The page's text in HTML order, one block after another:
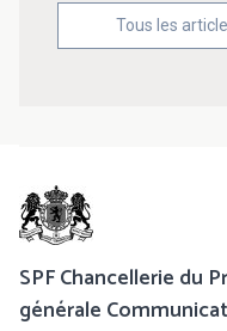
Tous les
SPF Chancellerie du
générale